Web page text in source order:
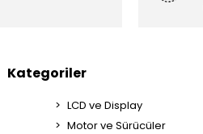
Kategoriler
LCD ve Display
Motor ve Sürücüler